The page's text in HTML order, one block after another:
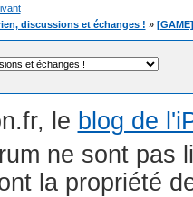
discussions et échanges ! »
le blog de
ne sont pas
la propriété